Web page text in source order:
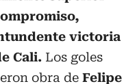
victoria
Cali. Los goles
obra de Felipe